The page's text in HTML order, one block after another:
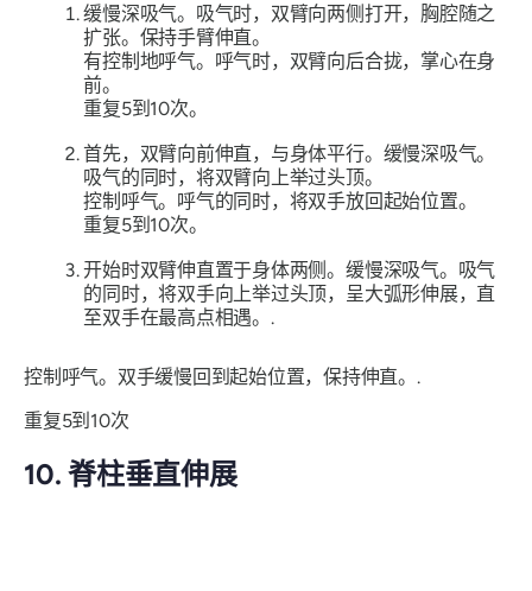
缓慢深吸气。吸气时，双臂向两侧打开，胸腔随之
扩张。保持手臂伸直。
有控制地呼气。呼气时，双臂向后合拢，掌心在身
前。
重复5到10次。
首先，双臂向前伸直，与身体平行。缓慢深吸气。
吸气的同时，将双臂向上举过头顶。
控制呼气。呼气的同时，将双手放回起始位置。
重复5到10次。
开始时双臂伸直置于身体两侧。缓慢深吸气。吸气
的同时，将双手向上举过头顶，呈大弧形伸展，直
至双手在最高点相遇。.
控制呼气。双手缓慢回到起始位置，保持伸直。.
重复5到10次
10. 脊柱垂直伸展